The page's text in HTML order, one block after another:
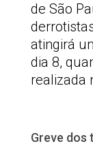
de São
atingirá
dia 8,
realizada
Greve dos